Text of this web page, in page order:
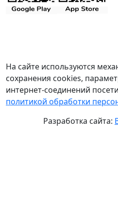
На сайте используются
сохранения cookies,
интернет-соединений
политикой обработки
Разработка сайта: